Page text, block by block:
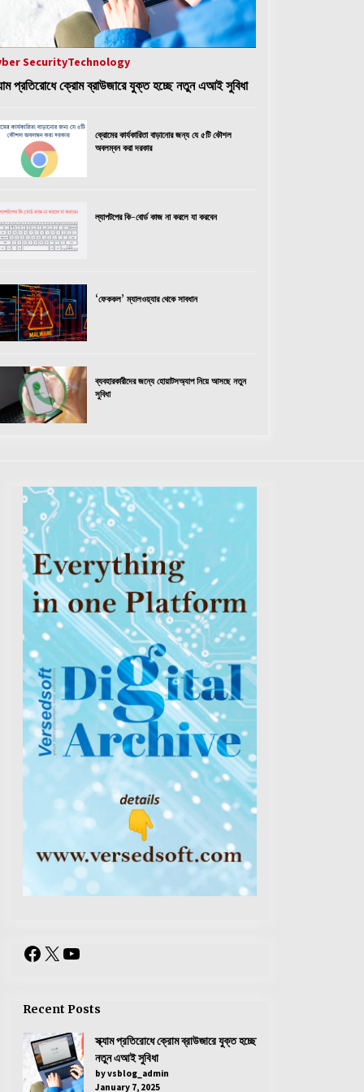
SecurityTechnology
প্রতিরোধে ক্রোম ব্রাউজারে যুক্ত হচ্ছে নতুন এআই সুবিধা
ক্রোমের কার্যকারিতা বাড়ানোর জন্য যে ৫টি কৌশল
অবলম্বন করা দরকার
ল্যাপটপের কি-বোর্ড কাজ না করলে যা করবেন
‘ফেককল’ ম্যালওয়্যার থেকে সাবধান
ব্যবহারকারীদের জন্যে হোয়াটসঅ্যাপ নিয়ে আসছে নতুন
সুবিধা
Facebook
X YouTube
Recent Posts
স্ক্যাম প্রতিরোধে ক্রোম ব্রাউজারে যুক্ত হচ্ছে
নতুন এআই সুবিধা
by vsblog_admin
January 7, 2025